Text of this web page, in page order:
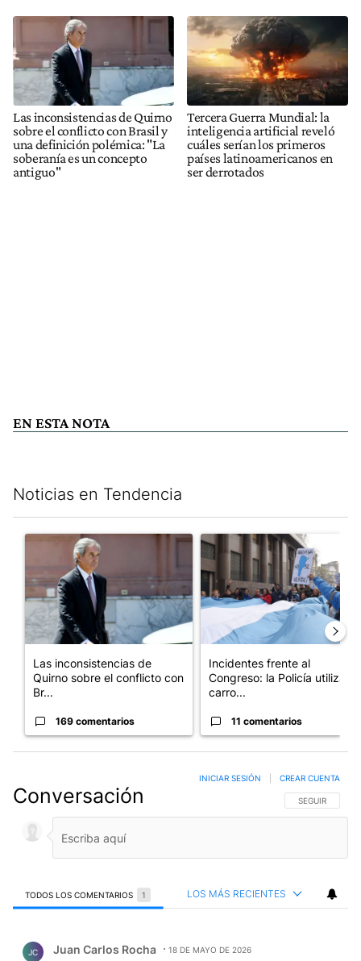
Las inconsistencias de Quirno
sobre el conflicto con Brasil y
una definición polémica: "La
soberanía es un concepto
antiguo"
Tercera Guerra Mundial: la
inteligencia artificial reveló
cuáles serían los primeros
países latinoamericanos en
ser derrotados
EN ESTA NOTA
Noticias en Tendencia
Un artículo de tendencia con el título "Las inconsistencias de
Las inconsistencias de
Quirno sobre el conflicto con
Br...
169 comentarios
Un artículo de tendencia con
Incidentes frente al
Congreso: la Policía utiliza
carro...
11 comentarios
Conversación SIGA ESTA
SEGUIR
INICIAR SESIÓN CREAR CUENTA
TODOS LOS COMENTARIOS 1 LOS MÁS RECIENTES
JC Juan Carlos Rocha 18 DE MAYO DE 2026